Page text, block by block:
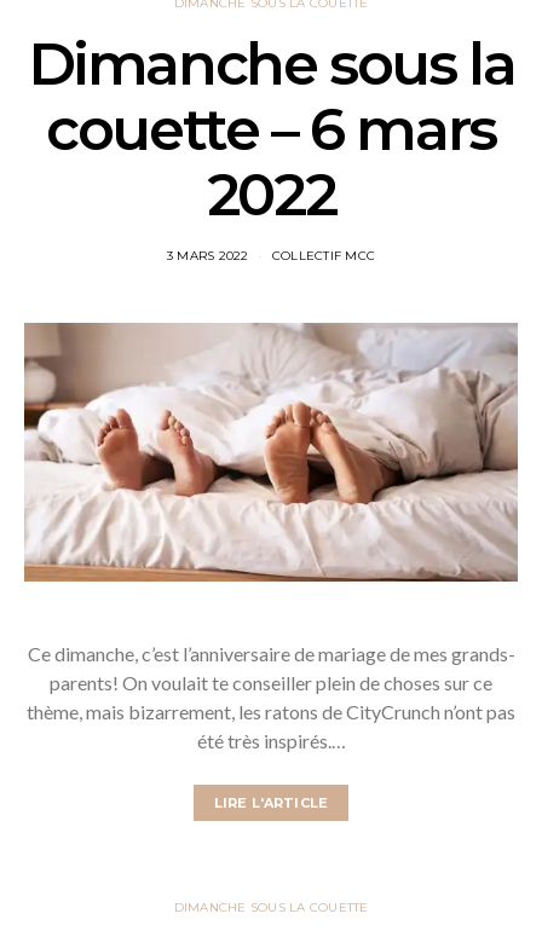
Dimanche sous la
couette – 6 mars
2022
3 MARS 2022 COLLECTIF MCC
Ce dimanche, c’est l’anniversaire de mariage de mes grands-
parents! On voulait te conseiller plein de choses sur ce
thème, mais bizarrement, les ratons de CityCrunch n’ont pas
été très inspirés.…
LIRE L'ARTICLE
DIMANCHE SOUS LA COUETTE